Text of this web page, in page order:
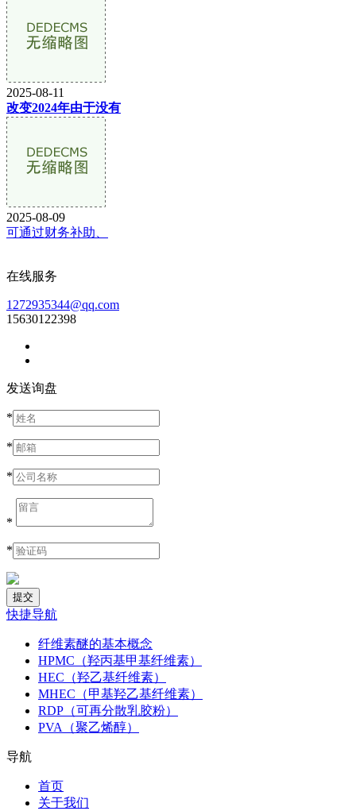
2025-08-11
改变2024年由于没有
2025-08-09
可通过财务补助、
在线服务
1272935344@qq.com
15630122398
发送询盘
*
*
*
*
*
快捷导航
纤维素醚的基本概念
HPMC（羟丙基甲基纤维素）
HEC（羟乙基纤维素）
MHEC（甲基羟乙基纤维素）
RDP（可再分散乳胶粉）
PVA（聚乙烯醇）
导航
首页
关于我们